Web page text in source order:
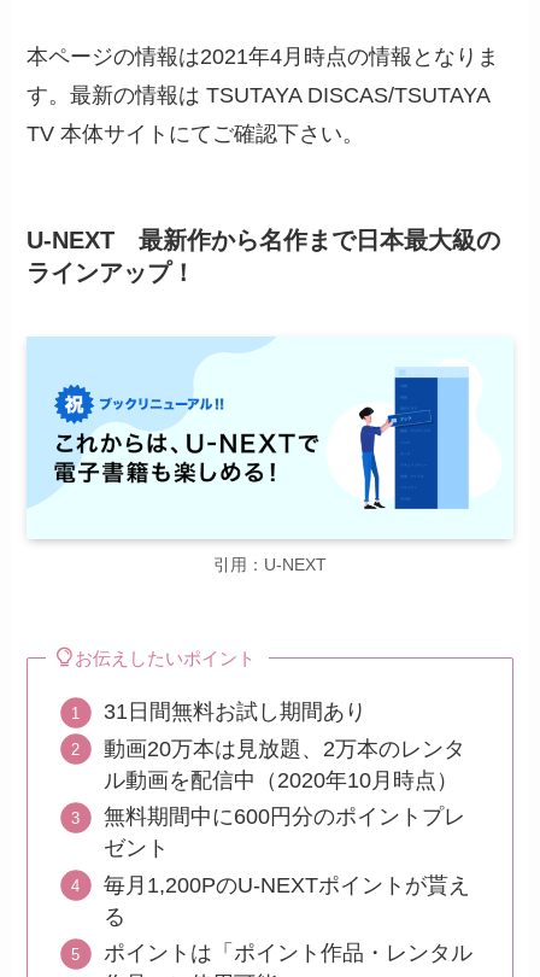
本ページの情報は2021年4月時点の情報となりま
す。最新の情報は TSUTAYA DISCAS/TSUTAYA
TV 本体サイトにてご確認下さい。
U-NEXT 最新作から名作まで日本最大級の
ラインアップ！
引用：U-NEXT
お伝えしたいポイント
31日間無料お試し期間あり
動画20万本は見放題、2万本のレンタ
ル動画を配信中（2020年10月時点）
無料期間中に600円分のポイントプレ
ゼント
毎月1,200PのU-NEXTポイントが貰え
る
ポイントは「ポイント作品・レンタル